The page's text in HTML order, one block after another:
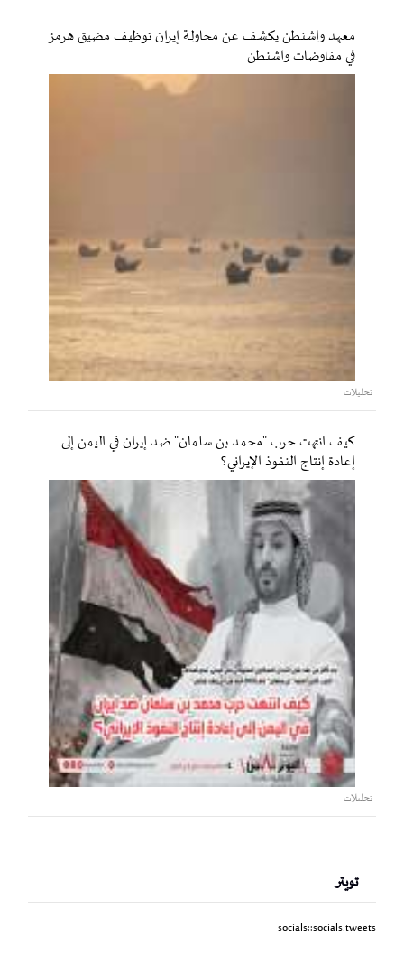
معهد واشنطن يكشف عن محاولة إيران توظيف مضيق هرمز
في مفاوضات واشنطن
تحليلات
كيف انتهت حرب "محمد بن سلمان" ضد إيران في اليمن إلى
إعادة إنتاج النفوذ الإيراني؟
تحليلات
تويتر
socials::socials.tweets